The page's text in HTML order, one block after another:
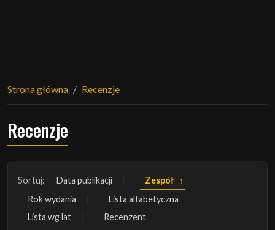
Strona główna Recenzje
Recenzje
Sortuj: Data publikacji
Zespół
Rok wydania
Lista alfabetyczna
Lista wg lat
Recenzent